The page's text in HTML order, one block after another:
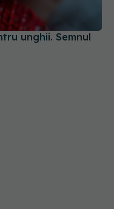
unghii. Semnul